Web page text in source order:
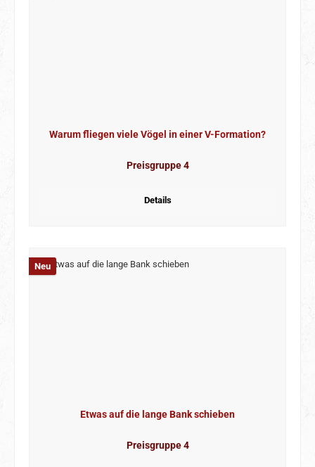
Warum fliegen viele Vögel in einer V-Formation?
Preisgruppe 4
Details
Neu
Etwas auf die lange Bank schieben
Preisgruppe 4